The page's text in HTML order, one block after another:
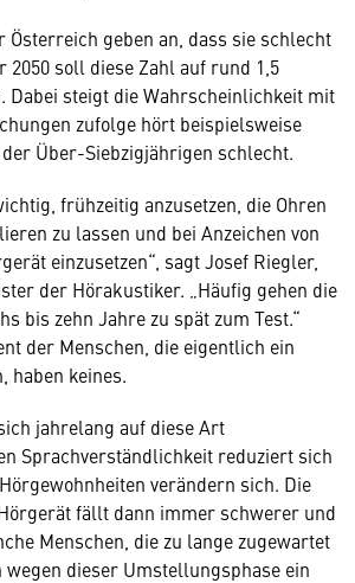
Österreich geben an, dass sie schlecht
2050 soll diese Zahl auf rund 1,5
Dabei steigt die Wahrscheinlichkeit mit
zufolge hört beispielsweise
Über-Siebzigjährigen schlecht.
frühzeitig anzusetzen, die Ohren
zu lassen und bei Anzeichen von
einzusetzen“, sagt Josef Riegler,
der Hörakustiker. „Häufig gehen die
bis zehn Jahre zu spät zum Test.“
der Menschen, die eigentlich ein
haben keines.
jahrelang auf diese Art
Sprachverständlichkeit reduziert sich
verändern sich. Die
fällt dann immer schwerer und
Menschen, die zu lange zugewartet
wegen dieser Umstellungsphase ein